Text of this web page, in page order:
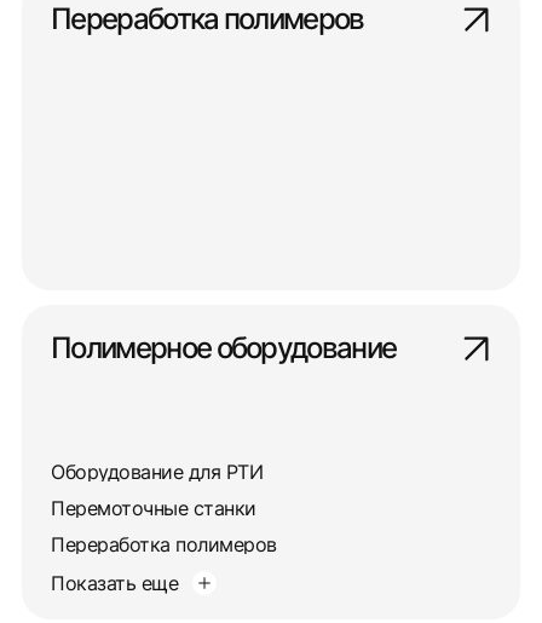
Переработка полимеров
Полимерное оборудование
Оборудование для РТИ
Перемоточные станки
Переработка полимеров
Показать еще